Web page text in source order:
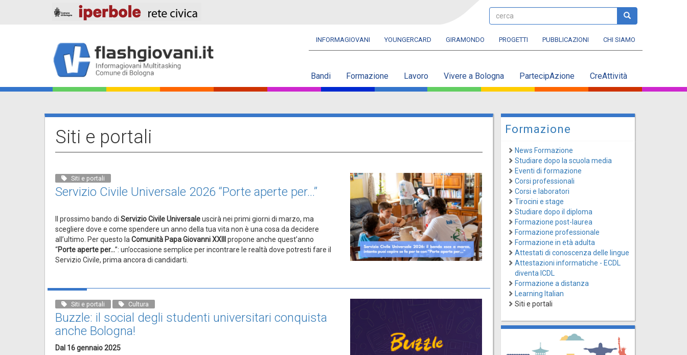
cerca cerca
Navbar
INFORMAGIOVANI YOUNGERCARD GIRAMONDO PROGETTI PUBBLICAZIONI CHI SIAMO
Main
navigation
Bandi Formazione Lavoro Vivere a Bologna PartecipAzione CreAttività
Siti e portali
Siti e portali
Servizio Civile Universale 2026 “Porte aperte per…”
Il prossimo bando di Servizio Civile Universaleuscirà nei primi giorni di marzo, ma
scegliere dove e come spendere un anno della tua vita non è una cosa da decidere
all’ultimo. Per questo la Comunità Papa Giovanni XXIIIpropone anche quest’anno
“Porte aperte per…”: un’occasione semplice per incontrare le realtà dove potresti fare il
Servizio Civile, prima ancora di candidarti.
Siti e portali Cultura
Buzzle: il social degli studenti universitari conquista
anche Bologna!
Dal 16 gennaio 2025
Formazione
News Formazione
Studiare dopo la scuola media
Eventi di formazione
Corsi professionali
Corsi e laboratori
Tirocini e stage
Studiare dopo il diploma
Formazione post-laurea
Formazione professionale
Formazione in età adulta
Attestati di conoscenza delle lingue
Attestazioni informatiche - ECDL
diventa ICDL
Formazione a distanza
Learning Italian
Siti e portali